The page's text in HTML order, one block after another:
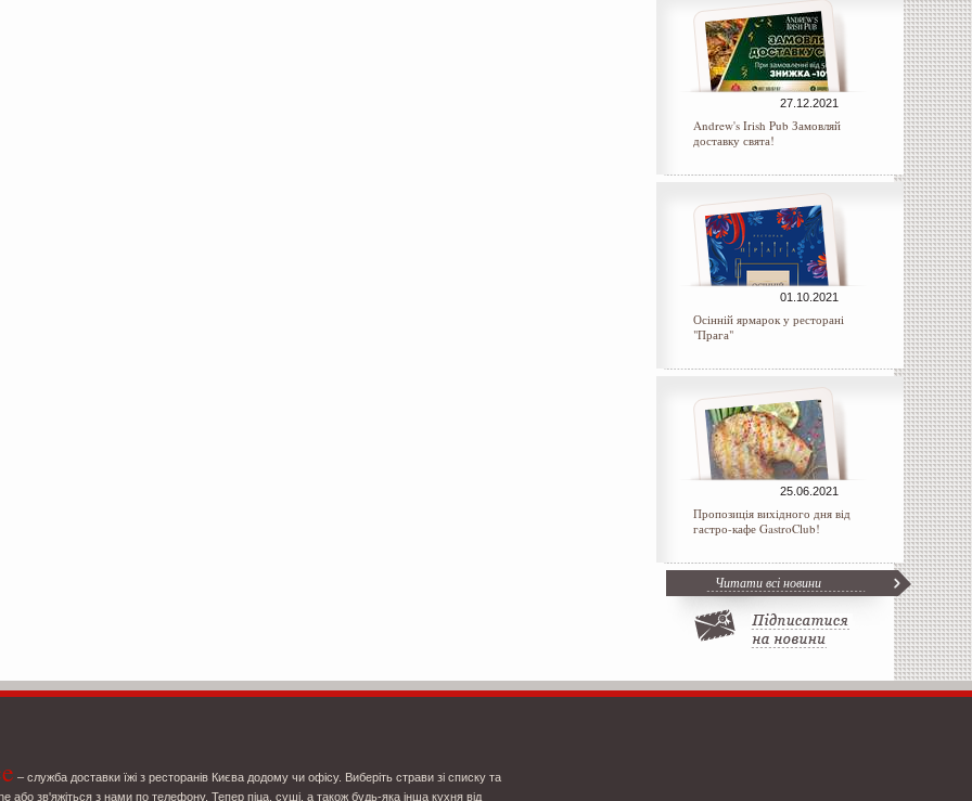
27.12.2021
Andrew's Irish Pub Замовляй
доставку свята!
01.10.2021
Осінній ярмарок у ресторані
"Прага"
25.06.2021
Пропозиція вихідного дня від
гастро-кафе GastroClub!
Читати всі новини
– служба доставки їжі з ресторанів Києва додому чи офісу. Виберіть страви зі списку та
або зв'яжіться з нами по телефону. Тепер піца, суші, а також будь-яка інша кухня від